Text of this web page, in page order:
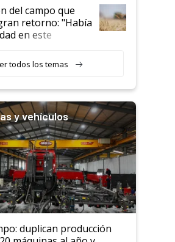
del campo que
retorno: "Había
en este
todos los temas
y vehículos
duplican producción